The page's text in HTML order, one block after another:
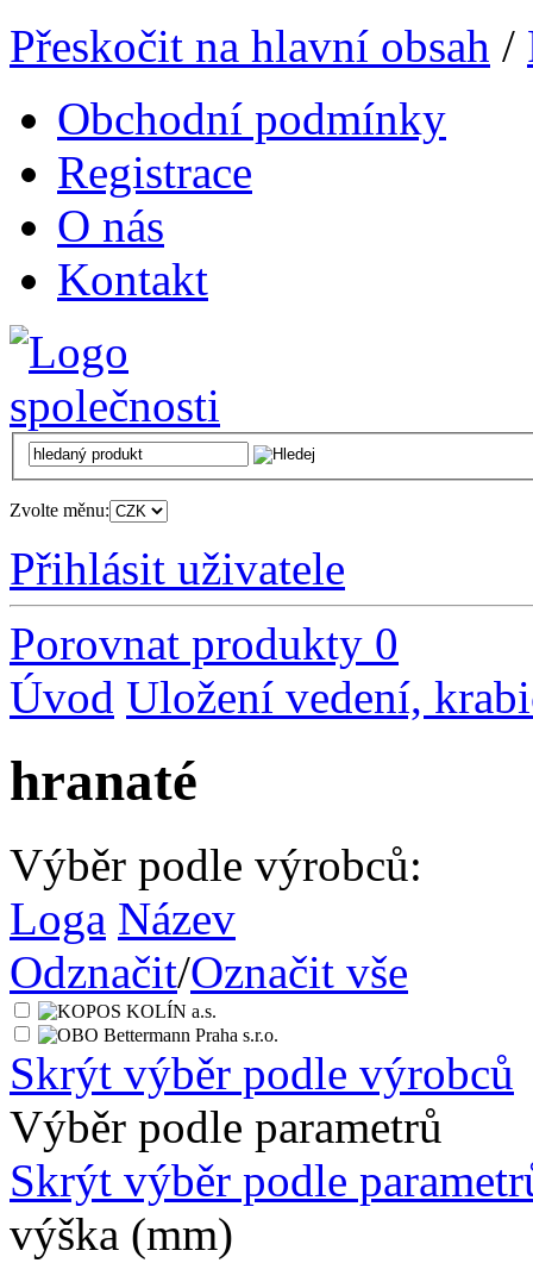
Přeskočit na hlavní obsah /
Obchodní podmínky
Registrace
O nás
Kontakt
Zvolte měnu:
Přihlásit uživatele
Porovnat produkty 0
Úvod Uložení vedení,
hranaté
Výběr podle výrobců:
Loga Název
Odznačit/Označit vše
Skrýt výběr podle výrobců
Výběr podle parametrů
Skrýt výběr podle
výška (mm)